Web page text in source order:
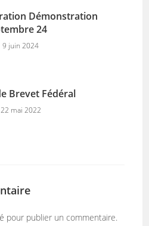
Démonstration
24
9 juin 2024
Brevet Fédéral
22 mai 2022
pour publier un commentaire.